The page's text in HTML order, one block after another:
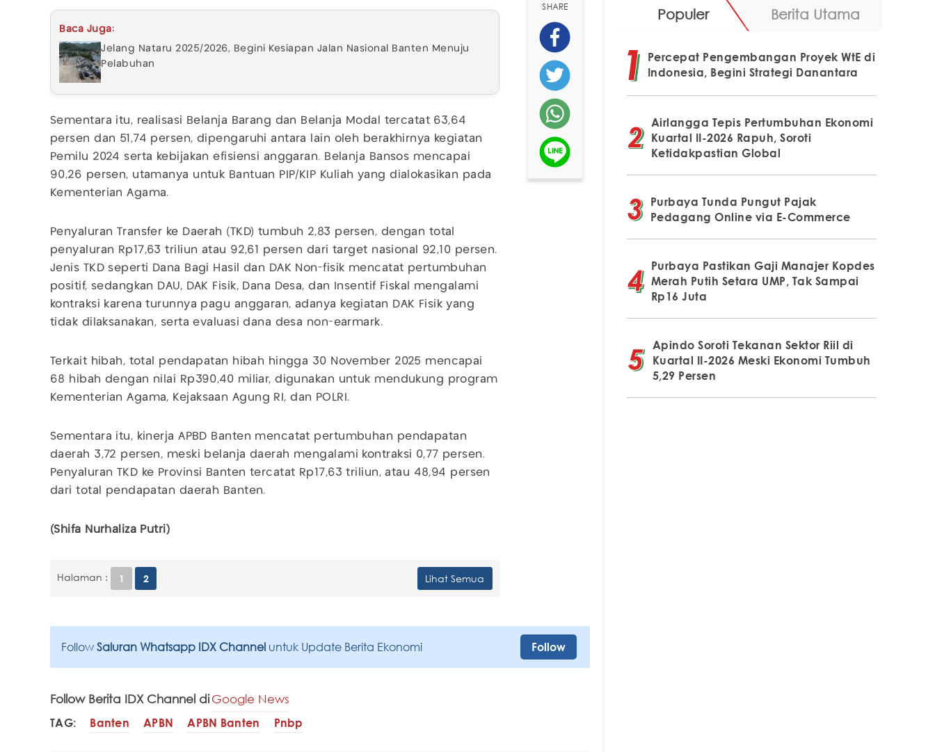
Baca Juga:
Jelang Nataru 2025/2026, Begini Kesiapan Jalan Nasional Banten Menuju
Pelabuhan
Sementara itu, realisasi Belanja Barang dan Belanja Modal tercatat 63,64
persen dan 51,74 persen, dipengaruhi antara lain oleh berakhirnya kegiatan
Pemilu 2024 serta kebijakan efisiensi anggaran. Belanja Bansos mencapai
90,26 persen, utamanya untuk Bantuan PIP/KIP Kuliah yang dialokasikan pada
Kementerian Agama.
Penyaluran Transfer ke Daerah (TKD) tumbuh 2,83 persen, dengan total
penyaluran Rp17,63 triliun atau 92,61 persen dari target nasional 92,10 persen.
Jenis TKD seperti Dana Bagi Hasil dan DAK Non-fisik mencatat pertumbuhan
positif, sedangkan DAU, DAK Fisik, Dana Desa, dan Insentif Fiskal mengalami
kontraksi karena turunnya pagu anggaran, adanya kegiatan DAK Fisik yang
tidak dilaksanakan, serta evaluasi dana desa non-earmark.
Terkait hibah, total pendapatan hibah hingga 30 November 2025 mencapai
68 hibah dengan nilai Rp390,40 miliar, digunakan untuk mendukung program
Kementerian Agama, Kejaksaan Agung RI, dan POLRI.
Sementara itu, kinerja APBD Banten mencatat pertumbuhan pendapatan
daerah 3,72 persen, meski belanja daerah mengalami kontraksi 0,77 persen.
Penyaluran TKD ke Provinsi Banten tercatat Rp17,63 triliun, atau 48,94 persen
dari total pendapatan daerah Banten.
(Shifa Nurhaliza Putri)
Halaman : 1 2 Lihat Semua
SHARE
Follow Saluran Whatsapp IDX Channel untuk Update Berita Ekonomi Follow
Follow Berita IDX Channel diGoogle News
TAG: Banten APBN APBN Banten Pnbp
Populer Berita Utama
Percepat Pengembangan Proyek WtE di
Indonesia, Begini Strategi Danantara
Airlangga Tepis Pertumbuhan Ekonomi
Kuartal II-2026 Rapuh, Soroti
Ketidakpastian Global
Purbaya Tunda Pungut Pajak
Pedagang Online via E-Commerce
Purbaya Pastikan Gaji Manajer Kopdes
Merah Putih Setara UMP, Tak Sampai
Rp16 Juta
Apindo Soroti Tekanan Sektor Riil di
Kuartal II-2026 Meski Ekonomi Tumbuh
5,29 Persen